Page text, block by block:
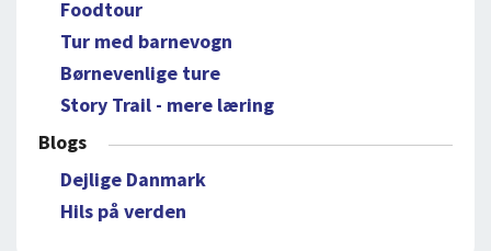
Foodtour
Tur med barnevogn
Børnevenlige ture
Story Trail - mere læring
Blogs
Dejlige Danmark
Hils på verden